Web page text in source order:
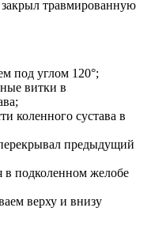
травмированную
под углом 120°;
витки в
коленного сустава в
предыдущий
в подколенном желобе
верху и внизу